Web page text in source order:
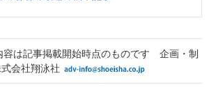
容は記事掲載開始時点のものです 企画・制
会社翔泳社